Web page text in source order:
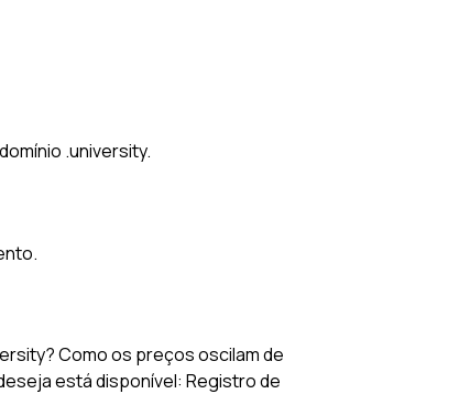
.university.
Como os preços oscilam de
está disponível: Registro de